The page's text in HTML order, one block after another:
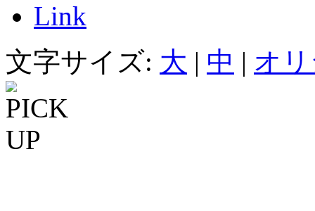
Link
文字サイズ: 大 | 中 | オ